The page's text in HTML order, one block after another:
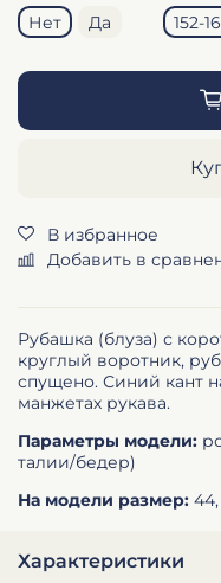
Нет Да 152-
В избранное
Добавить в
Рубашка (блуза) с
круглый воротник,
спущено. Синий кант
манжетах рукава.
Параметры модели:
талии/бедер)
На модели размер:
Характеристики